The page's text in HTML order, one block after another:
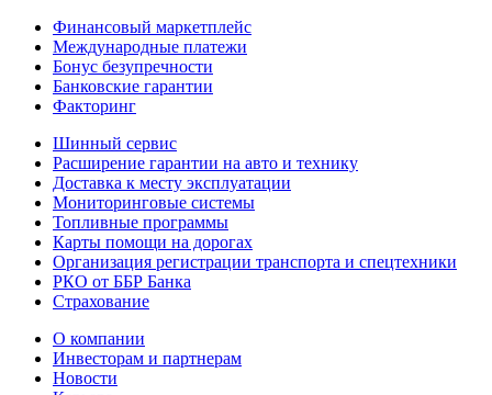
Финансовый маркетплейс
Международные платежи
Бонус безупречности
Банковские гарантии
Факторинг
Шинный сервис
Расширение гарантии на авто и технику
Доставка к месту эксплуатации
Мониторинговые системы
Топливные программы
Карты помощи на дорогах
Организация регистрации транспорта и спецтехники
РКО от ББР Банка
Страхование
О компании
Инвесторам и партнерам
Новости